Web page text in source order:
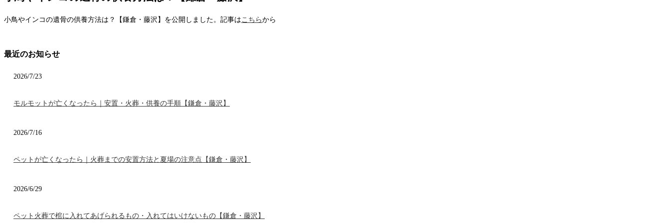
小鳥やインコの遺骨の供養方法は？【鎌倉・藤沢】を公開しました。記事は こちらから
最近のお知らせ
2026/7/23
モルモットが亡くなったら｜安置・火葬・供養の手順【鎌倉・藤沢】
2026/7/16
ペットが亡くなったら｜火葬までの安置方法と夏場の注意点【鎌倉・藤沢】
2026/6/29
ペット火葬で棺に入れてあげられるもの・入れてはいけないもの【鎌倉・藤沢】